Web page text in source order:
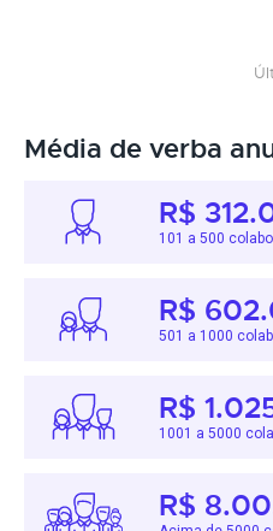
Média de verba
R$
101 a 500
R$
501 a 1000
R$
1001 a 5000
R$